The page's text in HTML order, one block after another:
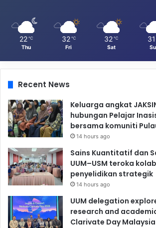
22 ℃
Thu
32 ℃
Fri
32 ℃
Sat
31
Recent News
Keluarga angkat
hubungan Pelajar
bersama komuniti
14 hours ago
Sains Kuantitatif dan
UUM–USM teroka
penyelidikan strategik
14 hours ago
UUM delegation
research and
Clarivate Day